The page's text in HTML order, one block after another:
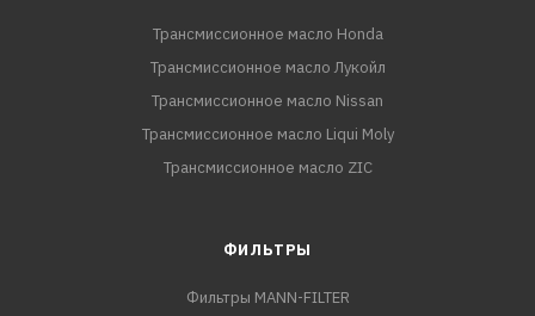
Трансмиссионное масло Honda
Трансмиссионное масло Лукойл
Трансмиссионное масло Nissan
Трансмиссионное масло Liqui Moly
Трансмиссионное масло ZIC
ФИЛЬТРЫ
Фильтры MANN-FILTER